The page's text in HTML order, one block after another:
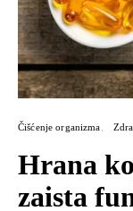
Čišćenje organizma
Hrana
zaista